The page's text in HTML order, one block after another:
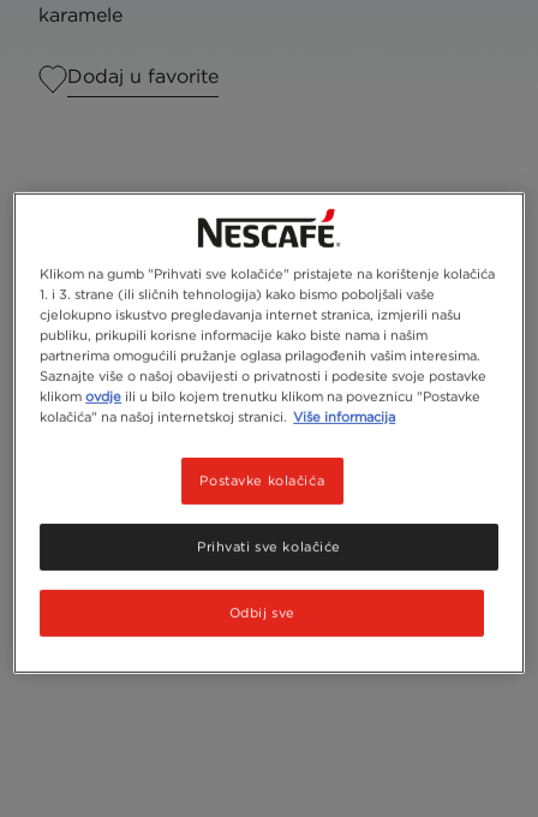
karamele
Dodaj u favorite
Klikom na gumb "Prihvati sve kolačiće" pristajete na korištenje kolačića
1. i 3. strane (ili sličnih tehnologija) kako bismo poboljšali vaše
cjelokupno iskustvo pregledavanja internet stranica, izmjerili našu
publiku, prikupili korisne informacije kako biste nama i našim
partnerima omogućili pružanje oglasa prilagođenih vašim interesima.
Saznajte više o našoj obavijesti o privatnosti i podesite svoje postavke
klikomovdje ili u bilo kojem trenutku klikom na poveznicu "Postavke
kolačića" na našoj internetskoj stranici. Više informacija
Postavke kolačića
Odbij sve
Prihvati sve kolačiće